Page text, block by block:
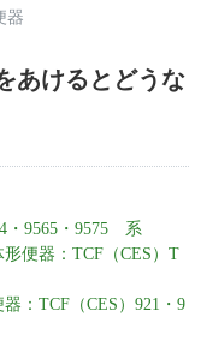
器
あけるとどうな
・9565・9575 系
便器：TCF（CES）T
：TCF（CES）921・9